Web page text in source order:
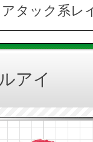
タック系レ
アイ